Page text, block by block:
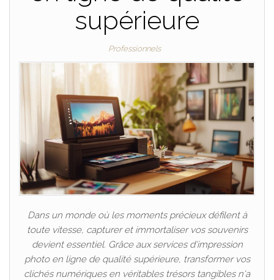
supérieure
Professionnels
Dans un monde où les moments précieux défilent à
toute vitesse, capturer et immortaliser vos souvenirs
devient essentiel. Grâce aux services d'impression
photo en ligne de qualité supérieure, transformer vos
clichés numériques en véritables trésors tangibles n'a